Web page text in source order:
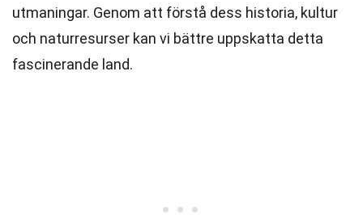
utmaningar. Genom att förstå dess historia, kultur
och naturresurser kan vi bättre uppskatta detta
fascinerande land.